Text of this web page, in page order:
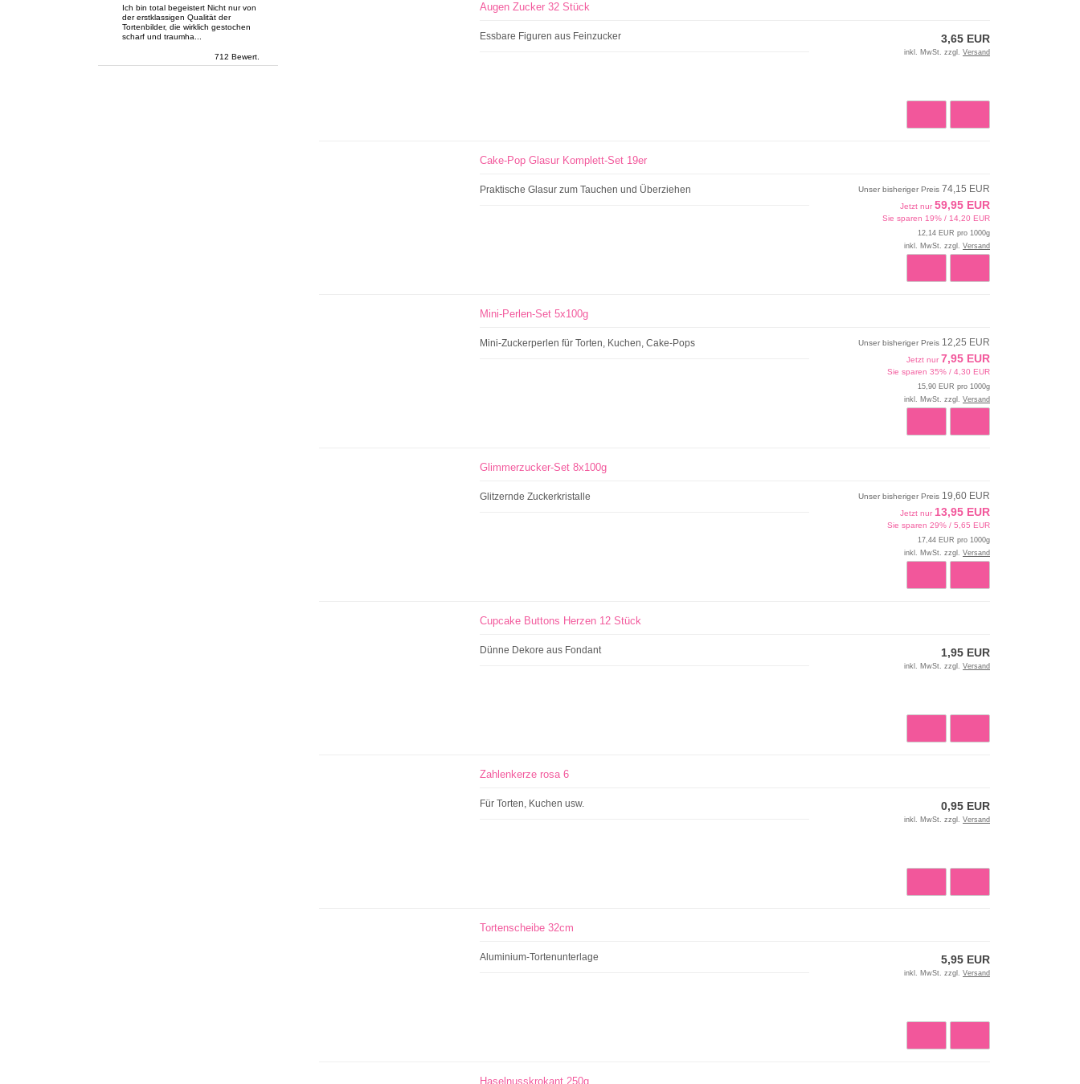
Augen Zucker 32 Stück
Essbare Figuren aus Feinzucker 3,65 EUR
inkl. MwSt. zzgl. Versand
Cake-Pop Glasur Komplett-Set 19er
Praktische Glasur zum Tauchen und Überziehen Unser bisheriger Preis 74,15 EUR
Jetzt nur 59,95 EUR
Sie sparen 19% / 14,20 EUR
12,14 EUR pro 1000g
inkl. MwSt. zzgl. Versand
Mini-Perlen-Set 5x100g
Mini-Zuckerperlen für Torten, Kuchen, Cake-Pops Unser bisheriger Preis 12,25 EUR
Jetzt nur 7,95 EUR
Sie sparen 35% / 4,30 EUR
15,90 EUR pro 1000g
inkl. MwSt. zzgl. Versand
Glimmerzucker-Set 8x100g
Glitzernde Zuckerkristalle Unser bisheriger Preis 19,60 EUR
Jetzt nur 13,95 EUR
Sie sparen 29% / 5,65 EUR
17,44 EUR pro 1000g
inkl. MwSt. zzgl. Versand
Cupcake Buttons Herzen 12 Stück
Dünne Dekore aus Fondant 1,95 EUR
inkl. MwSt. zzgl. Versand
Zahlenkerze rosa 6
Für Torten, Kuchen usw. 0,95 EUR
inkl. MwSt. zzgl. Versand
Tortenscheibe 32cm
Aluminium-Tortenunterlage 5,95 EUR
inkl. MwSt. zzgl. Versand
Haselnusskrokant 250g
Ich bin total begeistert Nicht nur von
der erstklassigen Qualität der
Tortenbilder, die wirklich gestochen
scharf und traumha...
712 Bewert.